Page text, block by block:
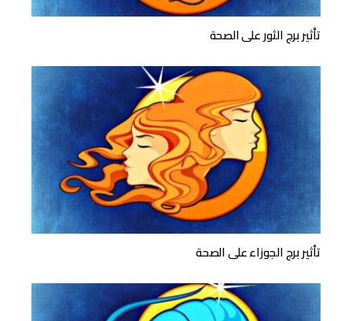
تأثير برج الثور على الصحة
تأثير برج الجوزاء على الصحة